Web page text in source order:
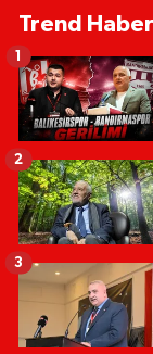
Trend
1
2
3